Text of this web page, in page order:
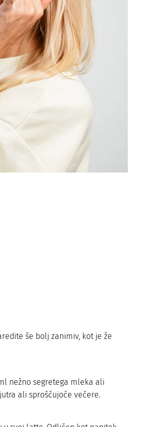
še bolj zanimiv, kot je že
nežno segretega mleka ali
ali sproščujoče večere.